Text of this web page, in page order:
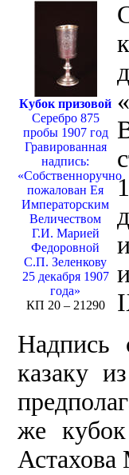
Кубок призовой
Серебро 875
пробы 1907 год
Гравированная
надпись:
«Собственноручно
пожалован Ея
Императорским
Величеством
Г.И. Марией
Федоровной
С.П. Зеленкову
25 декабря 1907
года»
КП 20 – 21290
Надпись
казаку
же
Астахова